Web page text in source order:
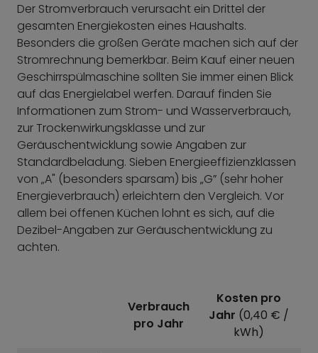
Der Stromverbrauch verursacht ein Drittel der
gesamten Energiekosten eines Haushalts.
Besonders die großen Geräte machen sich auf der
Stromrechnung bemerkbar. Beim Kauf einer neuen
Geschirrspülmaschine sollten Sie immer einen Blick
auf das Energielabel werfen. Darauf finden Sie
Informationen zum Strom- und Wasserverbrauch,
zur Trockenwirkungsklasse und zur
Geräuschentwicklung sowie Angaben zur
Standardbeladung. Sieben Energieeffizienzklassen
von „A" (besonders sparsam) bis „G” (sehr hoher
Energieverbrauch) erleichtern den Vergleich. Vor
allem bei offenen Küchen lohnt es sich, auf die
Dezibel-Angaben zur Geräuschentwicklung zu
achten.
Verbrauch
pro Jahr
Kosten pro
Jahr (0,40 € /
kWh)